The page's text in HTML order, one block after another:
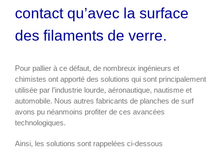
contact qu’avec la surface
des filaments de verre.
Pour pallier à ce défaut, de nombreux ingénieurs et
chimistes ont apporté des solutions qui sont principalement
utilisée par l’industrie lourde, aéronautique, nautisme et
automobile. Nous autres fabricants de planches de surf
avons pu néanmoins profiter de ces avancées
technologiques.
Ainsi, les solutions sont rappelées ci-dessous